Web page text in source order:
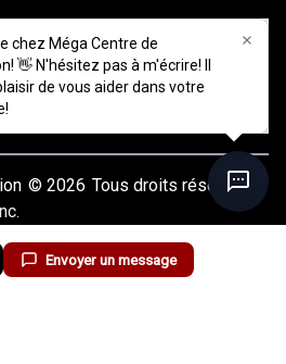
chez Méga Centre de
👋 N'hésitez pas à m'écrire! Il
de vous aider dans votre
Envoyer un message
© 2026 Tous droits réservés